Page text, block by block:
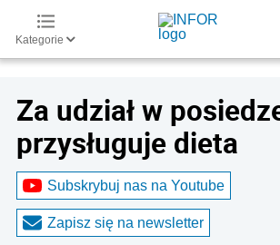
Kategorie
Za udział w
przysługuje dieta
Subskrybuj nas na Youtube
Zapisz się na newsletter